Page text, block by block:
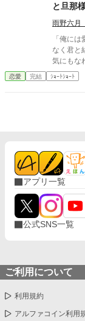
と旦那
雨野六月
「俺に
なく君と
気にもな
エが夫ロ
た。 「君
恋愛 完結 ｼｮｰﾄｼｮｰﾄ
アプリ一覧
公式SNS一覧
ご利用について
利用規約
アルファコイン利用